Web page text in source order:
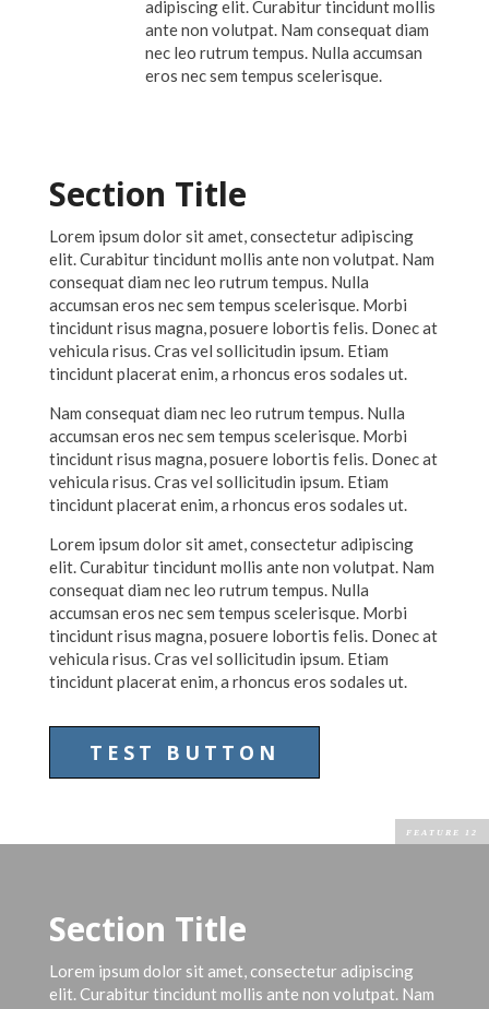
adipiscing elit. Curabitur tincidunt mollis
ante non volutpat. Nam consequat diam
nec leo rutrum tempus. Nulla accumsan
eros nec sem tempus scelerisque.
Section Title
Lorem ipsum dolor sit amet, consectetur adipiscing
elit. Curabitur tincidunt mollis ante non volutpat. Nam
consequat diam nec leo rutrum tempus. Nulla
accumsan eros nec sem tempus scelerisque. Morbi
tincidunt risus magna, posuere lobortis felis. Donec at
vehicula risus. Cras vel sollicitudin ipsum. Etiam
tincidunt placerat enim, a rhoncus eros sodales ut.
Nam consequat diam nec leo rutrum tempus. Nulla
accumsan eros nec sem tempus scelerisque. Morbi
tincidunt risus magna, posuere lobortis felis. Donec at
vehicula risus. Cras vel sollicitudin ipsum. Etiam
tincidunt placerat enim, a rhoncus eros sodales ut.
Lorem ipsum dolor sit amet, consectetur adipiscing
elit. Curabitur tincidunt mollis ante non volutpat. Nam
consequat diam nec leo rutrum tempus. Nulla
accumsan eros nec sem tempus scelerisque. Morbi
tincidunt risus magna, posuere lobortis felis. Donec at
vehicula risus. Cras vel sollicitudin ipsum. Etiam
tincidunt placerat enim, a rhoncus eros sodales ut.
TEST BUTTON
Section Title
Lorem ipsum dolor sit amet, consectetur adipiscing
elit. Curabitur tincidunt mollis ante non volutpat. Nam